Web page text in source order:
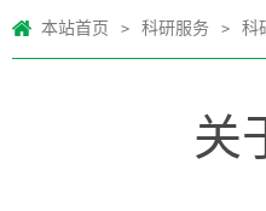
本站首页 > 科研服务 > 科
关